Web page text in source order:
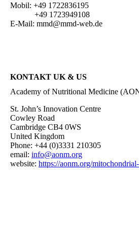
Mobil: +49 1722836195
+49 1723949108
E-Mail: mmd@mmd-web.de
KONTAKT UK & US
Academy of Nutritional Medicine
St. John’s Innovation Centre
Cowley Road
Cambridge CB4 0WS
United Kingdom
Phone: +44 (0)3331 210305
email: info@aonm.org
website: https://aonm.org/